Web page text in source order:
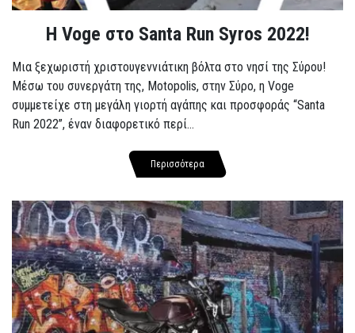
Η Voge στο Santa Run Syros 2022!
Μια ξεχωριστή χριστουγεννιάτικη βόλτα στο νησί της Σύρου!
Μέσω του συνεργάτη της, Motopolis, στην Σύρο, η Voge
συμμετείχε στη μεγάλη γιορτή αγάπης και προσφοράς “Santa
Run 2022”, έναν διαφορετικό περί...
Περισσότερα